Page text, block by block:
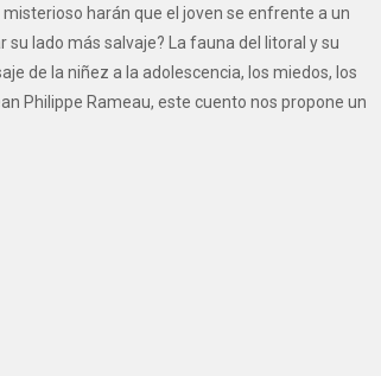
harán que el joven se enfrente a un
lado más salvaje? La fauna del litoral y su
de la niñez a la adolescencia, los miedos, los
Philippe Rameau, este cuento nos propone un